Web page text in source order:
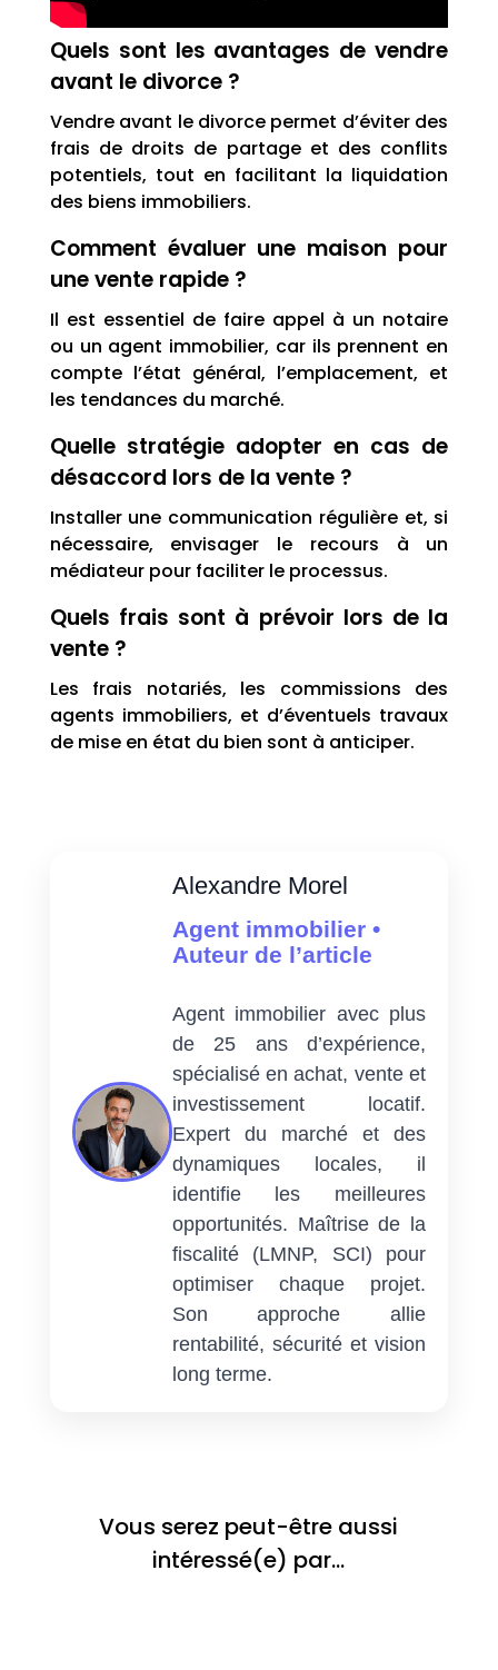
Quels sont les avantages de vendre
avant le divorce ?
Vendre avant le divorce permet d’éviter des
frais de droits de partage et des conflits
potentiels, tout en facilitant la liquidation
des biens immobiliers.
Comment évaluer une maison pour
une vente rapide ?
Il est essentiel de faire appel à un notaire
ou un agent immobilier, car ils prennent en
compte l’état général, l’emplacement, et
les tendances du marché.
Quelle stratégie adopter en cas de
désaccord lors de la vente ?
Installer une communication régulière et, si
nécessaire, envisager le recours à un
médiateur pour faciliter le processus.
Quels frais sont à prévoir lors de la
vente ?
Les frais notariés, les commissions des
agents immobiliers, et d’éventuels travaux
de mise en état du bien sont à anticiper.
Alexandre Morel
Agent immobilier •
Auteur de l’article
Agent immobilier avec plus
de 25 ans d’expérience,
spécialisé en achat, vente et
investissement locatif.
Expert du marché et des
dynamiques locales, il
identifie les meilleures
opportunités. Maîtrise de la
fiscalité (LMNP, SCI) pour
optimiser chaque projet.
Son approche allie
rentabilité, sécurité et vision
long terme.
Vous serez peut-être aussi
intéressé(e) par…